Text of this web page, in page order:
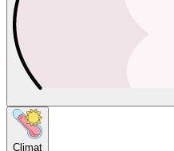
Climat